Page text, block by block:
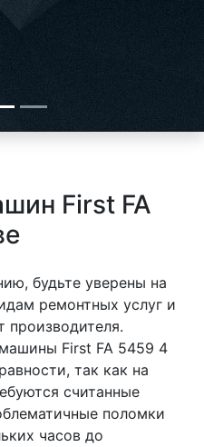
First FA
будьте уверены на
ремонтных услуг и
производителя.
First FA 5459 4
так как на
считанные
поломки
часов до